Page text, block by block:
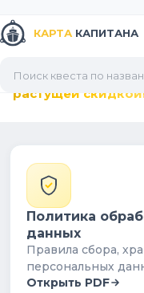
КАРТА КАПИТАНА
Играйте в лучшие
растущей
Политика
данных
Правила сбора,
персональных
Открыть PDF